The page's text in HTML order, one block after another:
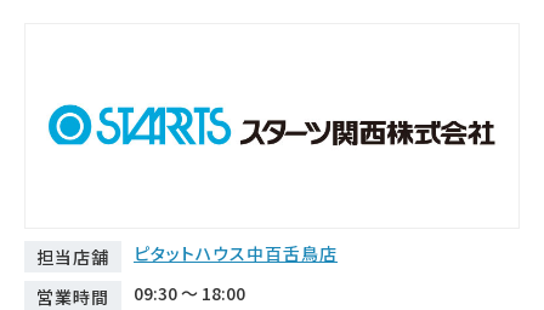
担当店舗
ピタットハウス中百舌鳥店
営業時間
09:30 ～ 18:00